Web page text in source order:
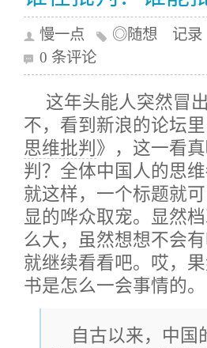
慢一点 ◎随想 记录
0 条评论
这年头能人突然冒
不，看到新浪的论坛
思维批判 》，这一看
判？全体中国人的思
就这样，一个标题就
显的哗众取宠。显然
么大，虽然想想不会
就继续看看吧。哎，
书是怎么一会事情的。
自古以来，中国